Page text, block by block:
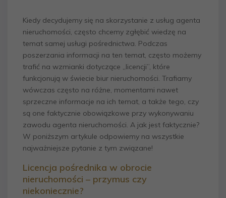
Kiedy decydujemy się na skorzystanie z usług agenta
nieruchomości, często chcemy zgłębić wiedzę na
temat samej usługi pośrednictwa. Podczas
poszerzania informacji na ten temat, często możemy
trafić na wzmianki dotyczące „licencji”, które
funkcjonują w świecie biur nieruchomości. Trafiamy
wówczas często na różne, momentami nawet
sprzeczne informacje na ich temat, a także tego, czy
są one faktycznie obowiązkowe przy wykonywaniu
zawodu agenta nieruchomości. A jak jest faktycznie?
W poniższym artykule odpowiemy na wszystkie
najważniejsze pytanie z tym związane!
Licencja pośrednika w obrocie
nieruchomości – przymus czy
niekoniecznie?